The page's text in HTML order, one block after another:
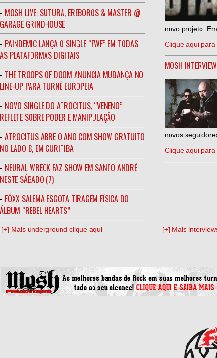
- MOSH LIVE: SUTURA, EREBOROS & MASTER @
GARAGE GRINDHOUSE
- PAINDEMIC LANÇA O SINGLE “FWF” EM TODAS
AS PLATAFORMAS DIGITAIS
- THE TROOPS OF DOOM ANUNCIA MUDANÇA NO
LINE-UP PARA TURNÊ EUROPEIA
- NOVO SINGLE DO ATROCITUS, “VENENO”
REFLETE SOBRE PODER E MANIPULAÇÃO
- ATROCITUS ABRE O ANO COM SHOW GRATUITO
NO LADO B, EM CURITIBA
- NEURAL WRECK FAZ SHOW EM SANTO ANDRÉ
NESTE SÁBADO (7)
- FÖXX SALEMA ESGOTA TIRAGEM FÍSICA DO
ÁLBUM “REBEL HEARTS”
novo projeto.
Clique aqui para
MOSH
novos
Clique aqui para
[+] Mais underground clique aqui [+] Mais